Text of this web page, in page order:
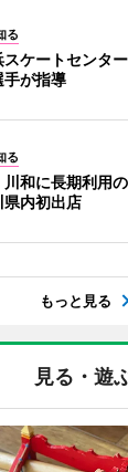
る
スケートセンタ
手が指導
る
川和に長期利用
県内初出店
もっと見る
見る・遊